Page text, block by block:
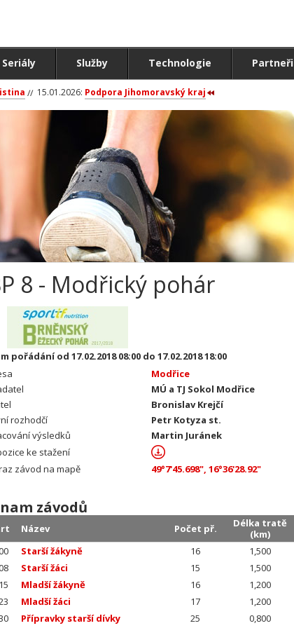
Seriály Služby Technologie Partneři
15.01.2026: Podpora Jihomoravský kraj
8 - Modřický pohár
pořádání od 17.02.2018 08:00 do 17.02.2018 18:00
Modřice
MÚ a TJ Sokol Modřice
Bronislav Krejčí
rozhodčí
Petr Kotyza st.
výsledků
Martin Juránek
ke stažení
závod na mapě
49°7'45.698", 16°36'28.92"
závodů
Název Počet př.
Délka tratě
(km)
Starší žákyně 16 1,500
Starší žáci 15 1,500
Mladší žákyně 16 1,200
Mladší žáci 17 1,200
Přípravky starší dívky 25 0,800